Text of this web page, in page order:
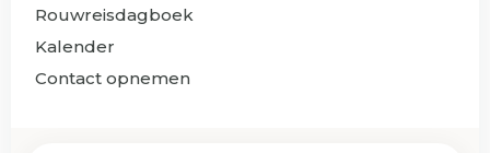
Rouwreisdagboek
Kalender
Contact opnemen